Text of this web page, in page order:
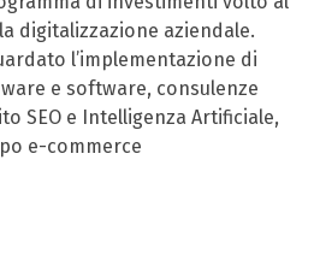
digitalizzazione aziendale.
l’implementazione di
e software, consulenze
SEO e Intelligenza Artificiale,
e-commerce